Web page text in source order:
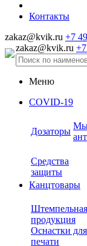
Контакты
zakaz@kvik.ru +7
zakaz@kvik.ru
Меню
COVID-19
Дозаторы
Средства
защиты
Канцтовары
Штемпельная
продукция
Оснастки для
печати